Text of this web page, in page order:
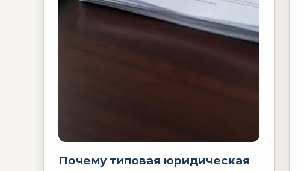
Почему типовая юридическая